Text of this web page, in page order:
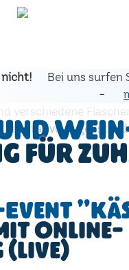
Bei uns surfen
-
für
Online-
(live)